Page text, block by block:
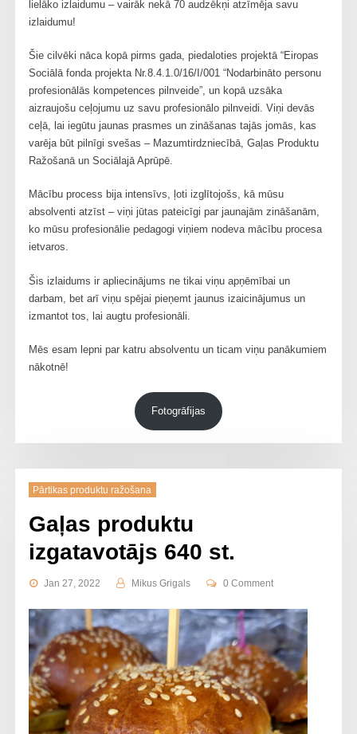
lielāko izlaidumu – vairāk nekā 70 audzēkņi atzīmēja savu
izlaidumu!
Šie cilvēki nāca kopā pirms gada, piedaloties projektā “Eiropas
Sociālā fonda projekta Nr.8.4.1.0/16/I/001 “Nodarbināto personu
profesionālās kompetences pilnveide”, un kopā uzsāka
aizraujošu ceļojumu uz savu profesionālo pilnveidi. Viņi devās
ceļā, lai iegūtu jaunas prasmes un zināšanas tajās jomās, kas
varēja būt pilnīgi svešas – Mazumtirdzniecībā, Gaļas Produktu
Ražošanā un Sociālajā Aprūpē.
Mācību process bija intensīvs, ļoti izglītojošs, kā mūsu
absolventi atzīst – viņi jūtas pateicīgi par jaunajām zināšanām,
ko mūsu profesionālie pedagogi viņiem nodeva mācību procesa
ietvaros.
Šis izlaidums ir apliecinājums ne tikai viņu apņēmībai un
darbam, bet arī viņu spējai pieņemt jaunus izaicinājumus un
izmantot tos, lai augtu profesionāli.
Mēs esam lepni par katru absolventu un ticam viņu panākumiem
nākotnē!
Fotogrāfijas
Pārtikas produktu ražošana
Gaļas produktu
izgatavotājs 640 st.
Jan 27, 2022 Mikus Grigals 0 Comment